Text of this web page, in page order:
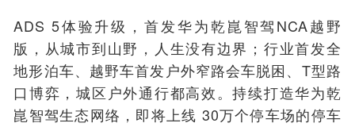
ADS 5体验升级，首发华为乾崑智驾NCA越野
版，从城市到山野，人生没有边界；行业首发全
地形泊车、越野车首发户外窄路会车脱困、T型路
口博弈，城区户外通行都高效。持续打造华为乾
崑智驾生态网络，即将上线 30万个停车场的停车